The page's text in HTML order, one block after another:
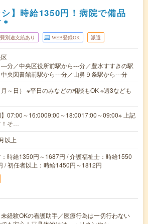
シ】時給1350円！病院で備品
別途支給あり WEB登録OK 派遣
分／中央区役所前駅から---分／豊水すすきの駅
央図書館前駅から---分／山鼻９条駅から---分
～日） ※平日のみなどの相談もOK ※週3なども
】07:00～16:0009:00～18:0017:00～09:00※ 上記
！そ…
以上
時給1350円～1687円 / 介護福祉士：時給1550
/ 初任者以上：時給1450円～1812円
経験OKの看護助手／医療行為は一切行わない